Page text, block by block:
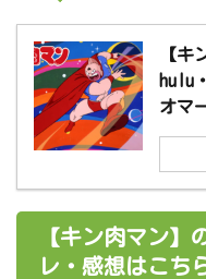
【キ
hulu
オマ
【キン肉マン】
レ・感想はこち